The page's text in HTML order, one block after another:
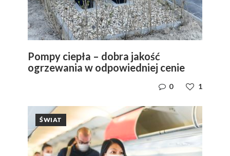
Pompy ciepła – dobra jakość
ogrzewania w odpowiedniej cenie
1
0
ŚWIAT